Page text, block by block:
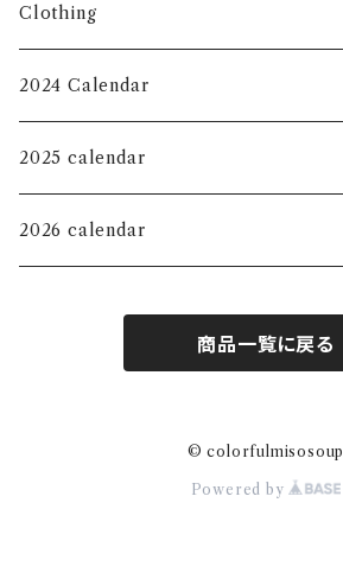
Eco Bag
Key Chain
Jewelry Tray
Magnet
M size pouch
Clothing
T-shirt
KIDS
Long sleeve shirt
Sweat shirt
2024 Calendar
2025 calendar
2026 calendar
商品一覧に戻る
© colorfulmisosoup
Powered by